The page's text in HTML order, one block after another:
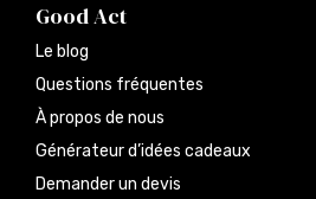
Good Act
Le blog
Questions fréquentes
À propos de nous
Générateur d’idées cadeaux
Demander un devis